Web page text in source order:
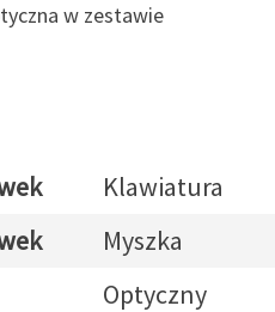
w zestawie
Klawiatura
Myszka
Optyczny